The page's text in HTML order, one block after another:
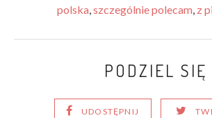
polska,szczególnie polecam, z
PODZIEL SIĘ
UDOSTĘPNIJ